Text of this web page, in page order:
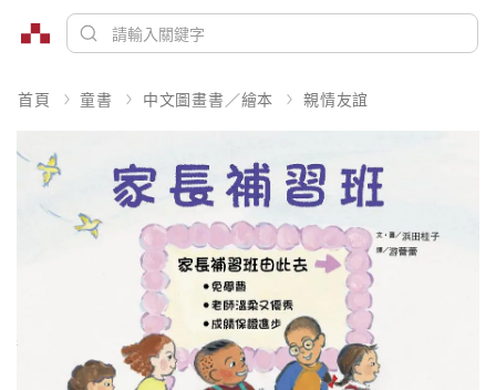
首頁 童書 中文圖畫書／繪本 親情友誼